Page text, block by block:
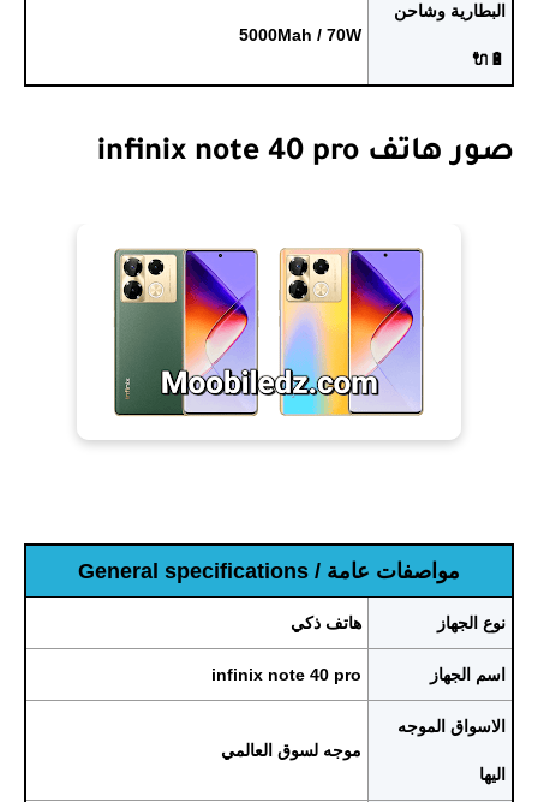
البطارية وشاحن
🔋🔌
5000Mah / 70W
صور هاتف infinix note 40 pro
مواصفات عامة / General specifications
نوع الجهاز هاتف ذكي
اسم الجهاز infinix note 40 pro
الاسواق الموجه
اليها
موجه لسوق العالمي